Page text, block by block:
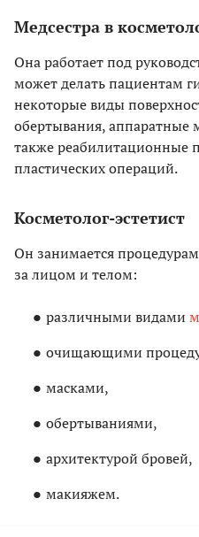
Медсестра в
Она работает под
может делать пациентам
некоторые виды
обертывания, аппаратные
также реабилитационные
пластических операций.
Косметолог-эстетист
Он занимается
за лицом и телом:
различными видами
очищающими
масками,
обертываниями,
архитектурой бровей,
макияжем.